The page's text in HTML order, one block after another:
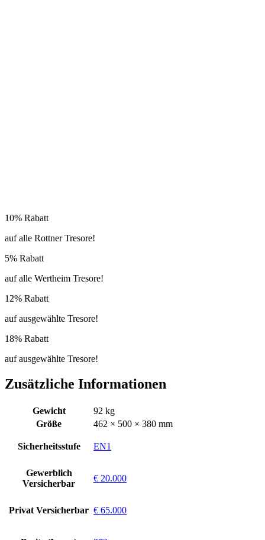
10% Rabatt
auf alle Rottner Tresore!
5% Rabatt
auf alle Wertheim Tresore!
12% Rabatt
auf ausgewählte Tresore!
18% Rabatt
auf ausgewählte Tresore!
Zusätzliche Informationen
Gewicht
92 kg
Größe
462 × 500 × 380 mm
Sicherheitsstufe EN1
Gewerblich
Versicherbar
€ 20.000
Privat Versicherbar € 65.000